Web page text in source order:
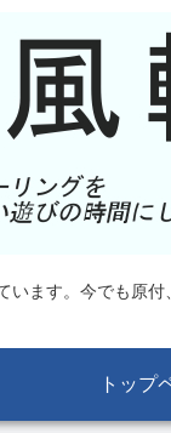
います。今でも原
トップ